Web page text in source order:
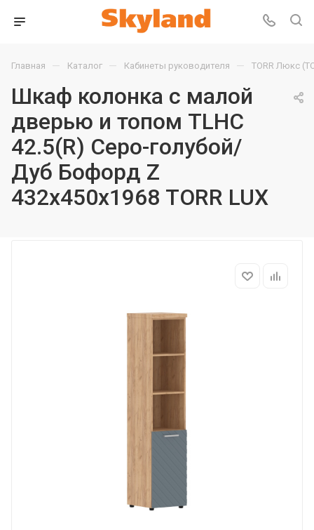
Главная — Каталог — Кабинеты руководителя — TORR Люкс
Шкаф колонка с малой
дверью и топом TLHC
42.5(R) Серо-голубой/
Дуб Бофорд Z
432х450х1968 TORR LUX